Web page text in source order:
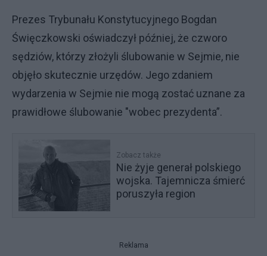
Prezes Trybunału Konstytucyjnego Bogdan
Święczkowski oświadczył później, że czworo
sędziów, którzy złożyli ślubowanie w Sejmie, nie
objęło skutecznie urzędów. Jego zdaniem
wydarzenia w Sejmie nie mogą zostać uznane za
prawidłowe ślubowanie "wobec prezydenta”.
Zobacz także
Nie żyje generał polskiego
wojska. Tajemnicza śmierć
poruszyła region
Reklama